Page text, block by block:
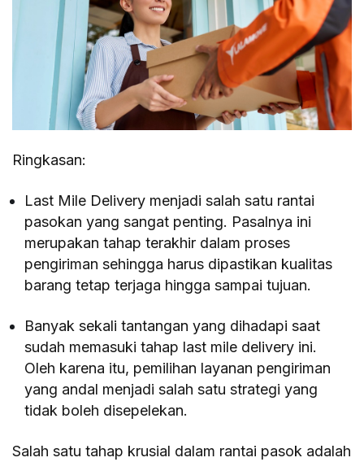
Ringkasan:
Last Mile Delivery menjadi salah satu rantai
pasokan yang sangat penting. Pasalnya ini
merupakan tahap terakhir dalam proses
pengiriman sehingga harus dipastikan kualitas
barang tetap terjaga hingga sampai tujuan.
Banyak sekali tantangan yang dihadapi saat
sudah memasuki tahap last mile delivery ini.
Oleh karena itu, pemilihan layanan pengiriman
yang andal menjadi salah satu strategi yang
tidak boleh disepelekan.
Salah satu tahap krusial dalam rantai pasok adalah